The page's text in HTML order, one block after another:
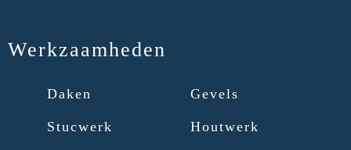
Werkzaamheden
Daken Gevels
Stucwerk Houtwerk